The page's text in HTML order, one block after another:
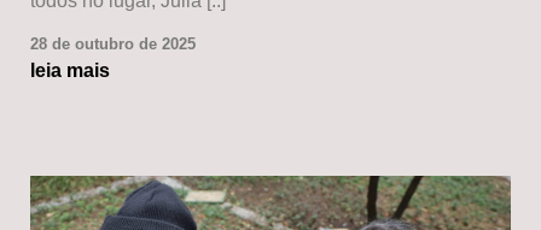
28 de outubro de 2025
leia mais